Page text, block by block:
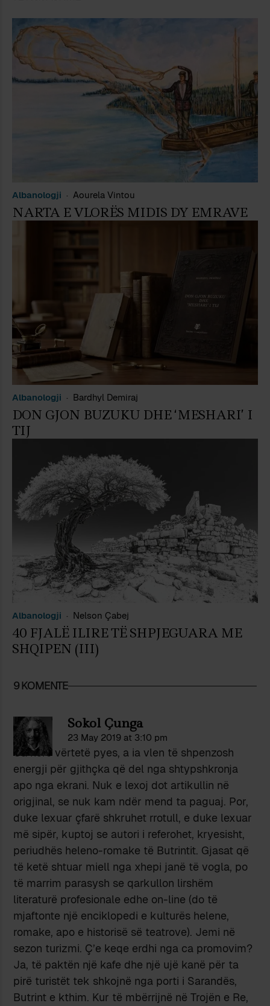
Albanologji Aourela Vintou
NARTA E VLORËS MIDIS DY EMRAVE
Albanologji Bardhyl Demiraj
DON GJON BUZUKU DHE ‘MESHARI’ I
TIJ
Albanologji Nelson Çabej
40 FJALË ILIRE TË SHPJEGUARA ME
SHQIPEN (III)
9 KOMENTE
Sokol Çunga
23 May 2019 at 3:10 pm
Ca herë vërtetë pyes, a ia vlen të shpenzosh
energji për gjithçka që del nga shtypshkronja
apo nga ekrani. Nuk e lexoj dot artikullin në
origjinal, se nuk kam ndër mend ta paguaj. Por,
duke lexuar çfarë shkruhet rrotull, e duke lexuar
më sipër, kuptoj se autori i referohet, kryesisht,
periudhës heleno-romake të Butrintit. Gjasat që
të ketë shtuar miell nga xhepi janë të vogla, po
të marrim parasysh se qarkullon lirshëm
literaturë profesionale edhe on-line (do të
mjaftonte një enciklopedi e kulturës helene,
romake, apo e historisë së teatrove). Jemi në
sezon turizmi. Ç’e keqe erdhi nga ca promovim?
Ja, të paktën një kafe dhe një ujë kanë për ta
pirë turistët tek shkojnë nga porti i Sarandës,
Butrint e kthim. Kur të mbërrijnë në Trojën e Re,